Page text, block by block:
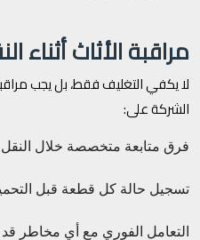
مراقبة الأثاث أثناء
لا يكفي التغليف فقط، بل يجب
الشركة على:
فرق متابعة متخصصة خلال النقل
تسجيل حالة كل قطعة قبل
التعامل الفوري مع أي مخاطر